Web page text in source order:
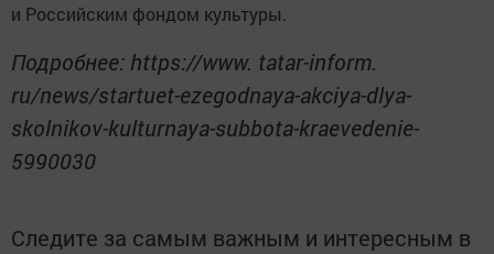
и Российским фондом культуры.
Подробнее: https://www. tatar-inform.
ru/news/startuet-ezegodnaya-akciya-dlya-
skolnikov-kulturnaya-subbota-kraevedenie-
5990030
Следите за самым важным и интересным в